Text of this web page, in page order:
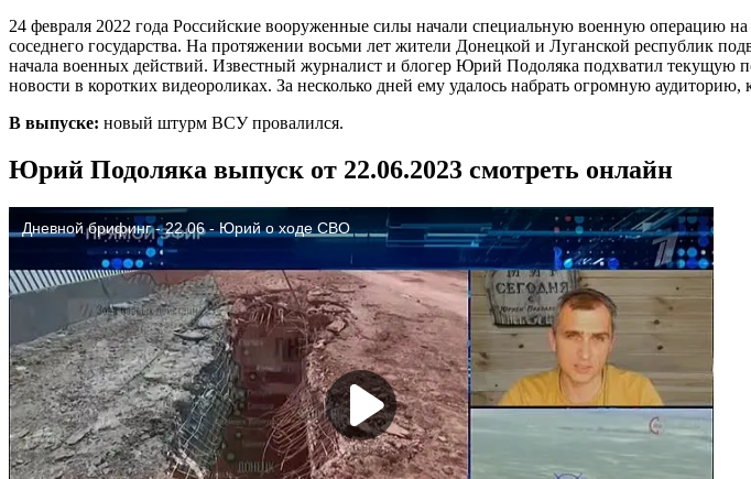
24 февраля 2022 года Российские вооруженные силы начали специальную военную операцию
соседнего государства. На протяжении восьми лет жители Донецкой и Луганской республик
начала военных действий. Известный журналист и блогер Юрий Подоляка подхватил текущую
новости в коротких видеороликах. За несколько дней ему удалось набрать огромную аудиторию,
В выпуске: новый штурм ВСУ провалился.
Юрий Подоляка выпуск от 22.06.2023 смотреть онлайн